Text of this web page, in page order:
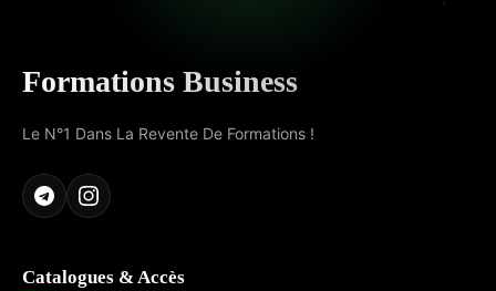
Formations Business
Le N°1 Dans La Revente De Formations !
Catalogues & Accès